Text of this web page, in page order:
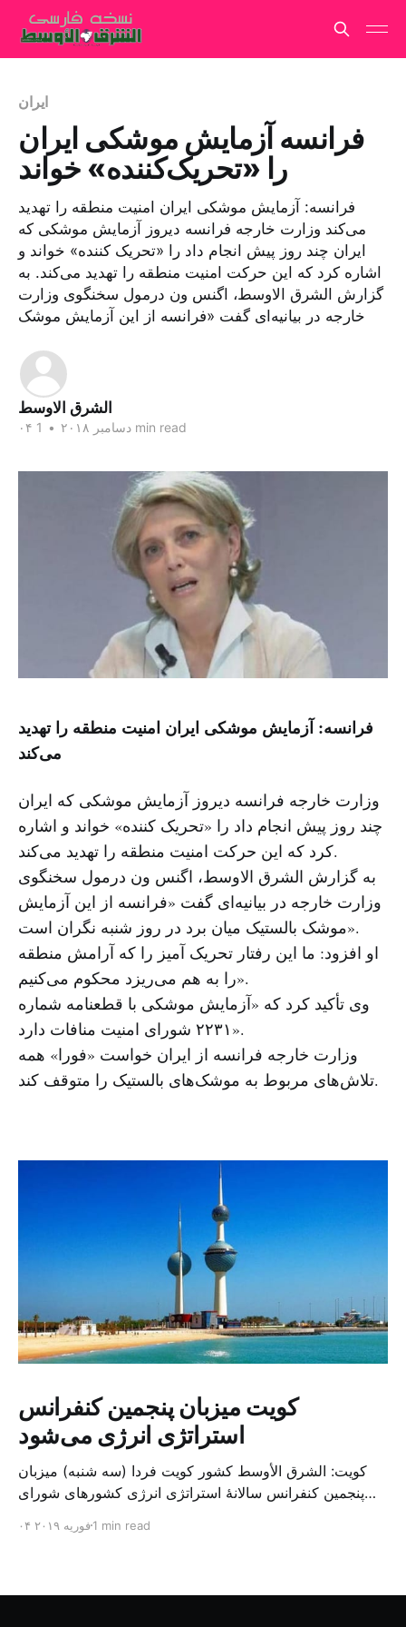
ایران
فرانسه آزمایش موشکی ایران
را «تحریک‌کننده» خواند
فرانسه: آزمایش‌ موشکی ایران امنیت منطقه را تهدید
می‌کند وزارت خارجه فرانسه دیروز آزمایش موشکی که
ایران چند روز پیش انجام داد را «تحریک کننده» خواند و
اشاره کرد که این حرکت امنیت منطقه را تهدید می‌کند. به
گزارش الشرق الاوسط، اگنس ون درمول سخنگوی وزارت
خارجه در بیانیه‌ای گفت «فرانسه از این آزمایش موشک
الشرق الاوسط
۰۴ دسامبر ۲۰۱۸ • 1 min read
فرانسه: آزمایش‌ موشکی ایران امنیت منطقه را تهدید
می‌کند
وزارت خارجه فرانسه دیروز آزمایش موشکی که ایران
چند روز پیش انجام داد را «تحریک کننده» خواند و اشاره
کرد که این حرکت امنیت منطقه را تهدید می‌کند.
به گزارش الشرق الاوسط، اگنس ون درمول سخنگوی
وزارت خارجه در بیانیه‌ای گفت «فرانسه از این آزمایش
موشک بالستیک میان برد در روز شنبه نگران است».
او افزود: ما این رفتار تحریک آمیز را که آرامش منطقه
را به هم می‌ریزد محکوم می‌کنیم».
وی تأکید کرد که «آزمایش موشکی با قطعنامه شماره
۲۲۳۱ شورای امنیت منافات دارد».
وزارت خارجه فرانسه از ایران خواست «فورا» همه
تلاش‌های مربوط به موشک‌های بالستیک را متوقف کند.
کویت میزبان پنجمین کنفرانس
استراتژی انرژی می‌شود
کویت: الشرق الأوسط کشور کویت فردا (سه شنبه) میزبان
پنجمین کنفرانس سالانهٔ استراتژی انرژی کشورهای شورای
متخصص از شرکت‌های جهانی نفت و گاز در این کنفرانس
۰۴ فوریه ۲۰۱۹1 min read